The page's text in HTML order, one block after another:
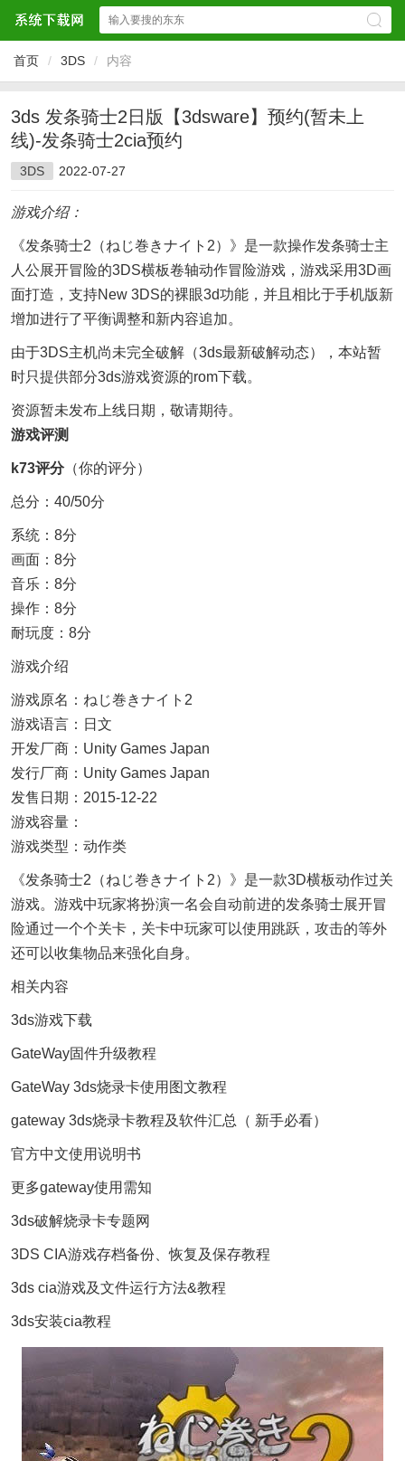
首页 / 3DS / 内容
3ds 发条骑士2日版【3dsware】预约(暂未上
线)-发条骑士2cia预约
3DS 2022-07-27
游戏介绍：
《发条骑士2（ねじ巻きナイト2）》是一款操作发条骑士主
人公展开冒险的3DS横板卷轴动作冒险游戏，游戏采用3D画
面打造，支持New 3DS的裸眼3d功能，并且相比于手机版新
增加进行了平衡调整和新内容追加。
由于3DS主机尚未完全破解（3ds最新破解动态），本站暂
时只提供部分3ds游戏资源的rom下载。
资源暂未发布上线日期，敬请期待。
游戏评测
k73评分（你的评分）
总分：40/50分
系统：8分
画面：8分
音乐：8分
操作：8分
耐玩度：8分
游戏介绍
游戏原名：ねじ巻きナイト2
游戏语言：日文
开发厂商：Unity Games Japan
发行厂商：Unity Games Japan
发售日期：2015-12-22
游戏容量：
游戏类型：动作类
《发条骑士2（ねじ巻きナイト2）》是一款3D横板动作过关
游戏。游戏中玩家将扮演一名会自动前进的发条骑士展开冒
险通过一个个关卡，关卡中玩家可以使用跳跃，攻击的等外
还可以收集物品来强化自身。
相关内容
3ds游戏下载
GateWay固件升级教程
GateWay 3ds烧录卡使用图文教程
gateway 3ds烧录卡教程及软件汇总（ 新手必看）
官方中文使用说明书
更多gateway使用需知
3ds破解烧录卡专题网
3DS CIA游戏存档备份、恢复及保存教程
3ds cia游戏及文件运行方法&教程
3ds安装cia教程